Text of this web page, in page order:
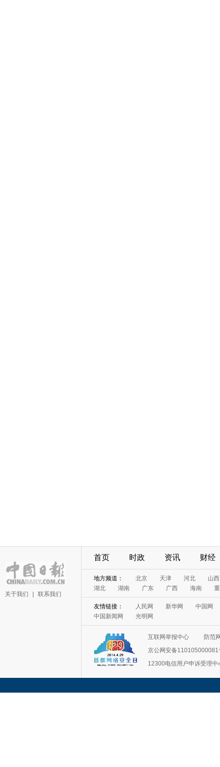
关于我们 联系我们
首页 时政 资讯 财经
地方频道： 北京 天津 河北
山西
湖北
湖南 广东 广西 海南
友情链接： 人民网 新华网
中国网
中国新闻网
光明网
互联网举报中心
防范
京公网安备110105000081
12300电信用户申诉受理中